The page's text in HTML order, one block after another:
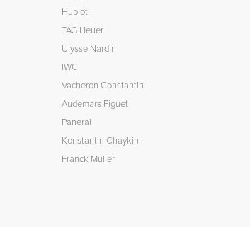
Hublot
TAG Heuer
Ulysse Nardin
IWC
Vacheron Constantin
Audemars Piguet
Panerai
Konstantin Chaykin
Franck Muller